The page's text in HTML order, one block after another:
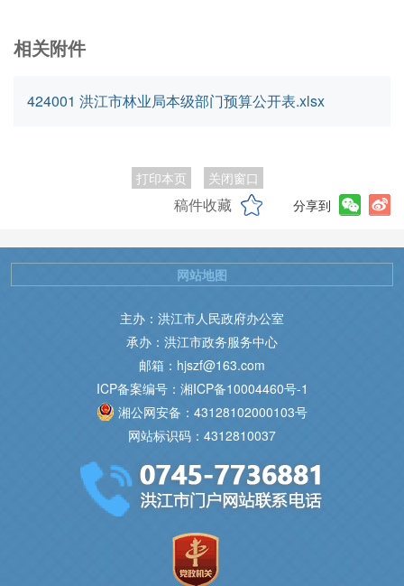
相关附件
424001 洪江市林业局本级部门预算公开表.xlsx
打印本页 关闭窗口
稿件收藏 分享到
主办：洪江市人民政府办公室
承办：洪江市政务服务中心
邮箱：hjszf@163.com
ICP备案编号：湘ICP备10004460号-1
湘公网安备：43128102000103号
网站标识码：4312810037
网站地图